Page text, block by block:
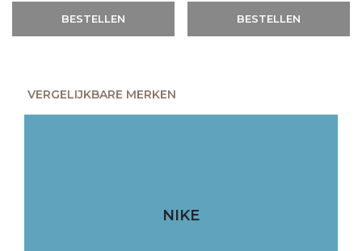
BESTELLEN BESTELLEN
VERGELIJKBARE MERKEN
NIKE